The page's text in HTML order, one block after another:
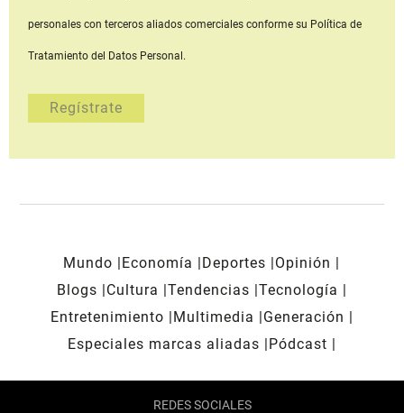
personales con terceros aliados comerciales conforme su Política de
Tratamiento del Datos Personal.
Mundo Economía Deportes
Opinión
Blogs
Cultura Tendencias Tecnología
Entretenimiento
Multimedia
Generación
Especiales marcas aliadas
Pódcast
REDES SOCIALES